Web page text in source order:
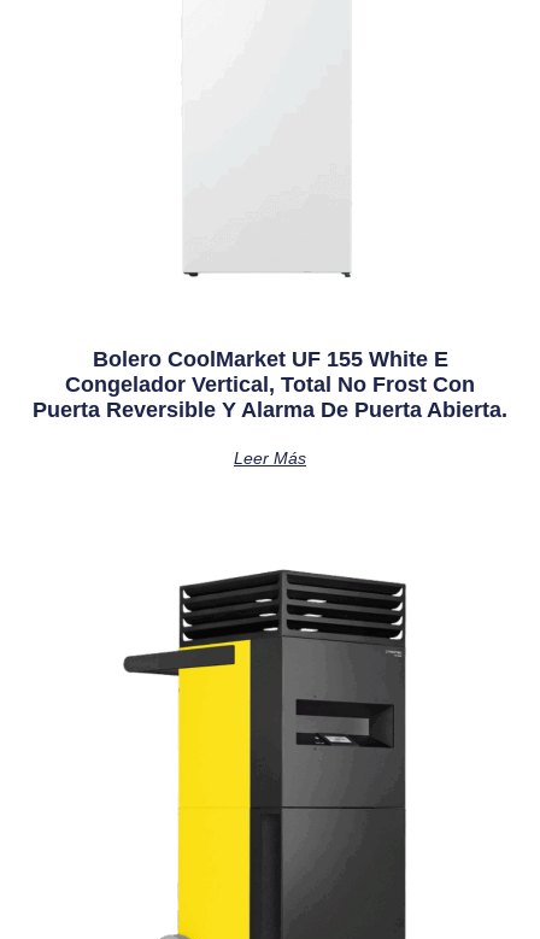
Bolero CoolMarket UF 155 White E
Congelador Vertical, Total No Frost Con
Puerta Reversible Y Alarma De Puerta Abierta.
Leer Más